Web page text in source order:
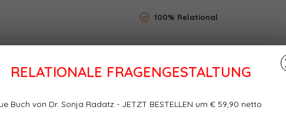
RELATIONALE FRAGENGESTALTUNG
Buch von Dr. Sonja Radatz - JETZT BESTELLEN um € 59,90 netto
100% Relational
Wandels
Wandels von Albert B.